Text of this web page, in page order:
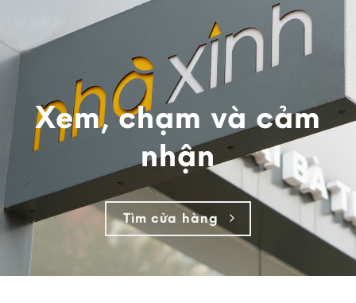
Xem, chạm và cảm
nhận
Tìm cửa hàng